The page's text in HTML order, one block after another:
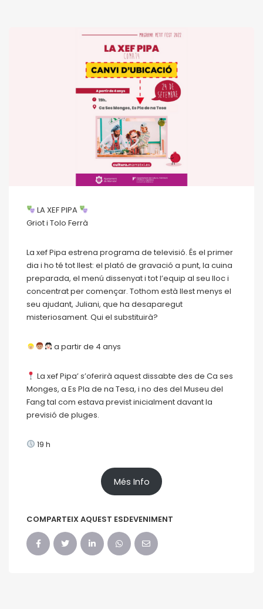
LA XEF PIPA
Griot i Tolo Ferrà
La xef Pipa estrena programa de televisió. És el primer
dia i ho té tot llest: el plató de gravació a punt, la cuina
preparada, el menú dissenyat i tot l’equip al seu lloc i
concentrat per començar. Tothom està llest menys el
seu ajudant, Juliani, que ha desaparegut
misteriosament. Qui el substituirà?
a partir de 4 anys
La xef Pipa’ s’oferirà aquest dissabte des de Ca ses
Monges, a Es Pla de na Tesa, i no des del Museu del
Fang tal com estava previst inicialment davant la
previsió de pluges.
19 h
Més Info
COMPARTEIX AQUEST ESDEVENIMENT